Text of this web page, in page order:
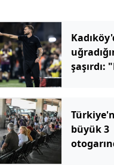
şaşırdı:
büyük 3